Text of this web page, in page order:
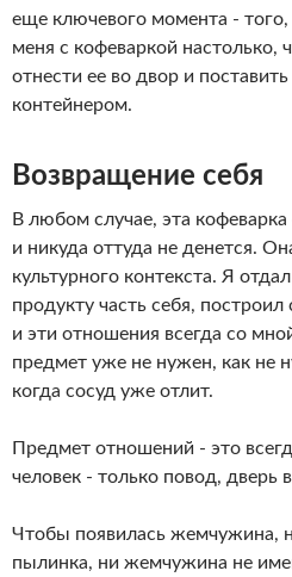
еще ключевого момента -
меня с кофеваркой настолько,
отнести ее во двор и
контейнером.
Возвращение себя
В любом случае, эта
и никуда оттуда не денется.
культурного контекста. Я
продукту часть себя,
и эти отношения всегда со
предмет уже не нужен, как не
когда сосуд уже отлит.
Предмет отношений - это
человек - только повод, дверь
Чтобы появилась жемчужина,
пылинка, ни жемчужина не